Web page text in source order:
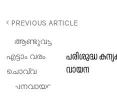
PREVIOUS ARTICLE
പരിശുദ്ധ
വായന